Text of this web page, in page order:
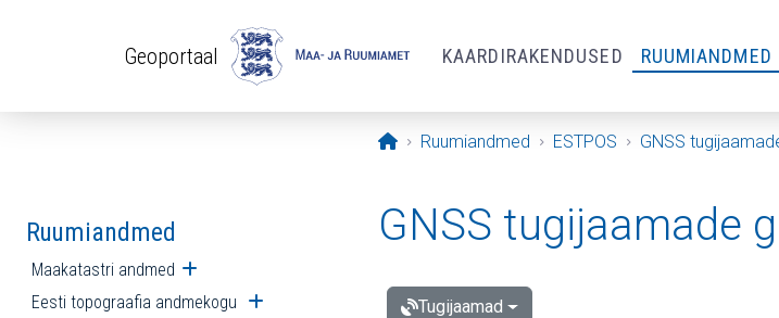
Geoportaal KAARDIRAKENDUSED RUUMIANDMED
Avaleht
Ruumiandmed ESTPOS GNSS
Ruumiandmed
Maakatastri andmed Ava alammenüü
Eesti topograafia andmekogu Ava alammenüü
GNSS tugijaamade
Tugijaamad